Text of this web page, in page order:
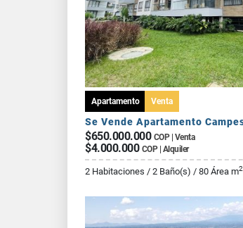
Apartamento Venta
$650.000.000 COP | Venta
$4.000.000 COP | Alquiler
2 Habitaciones / 2 Baño(s) / 80 Área m2